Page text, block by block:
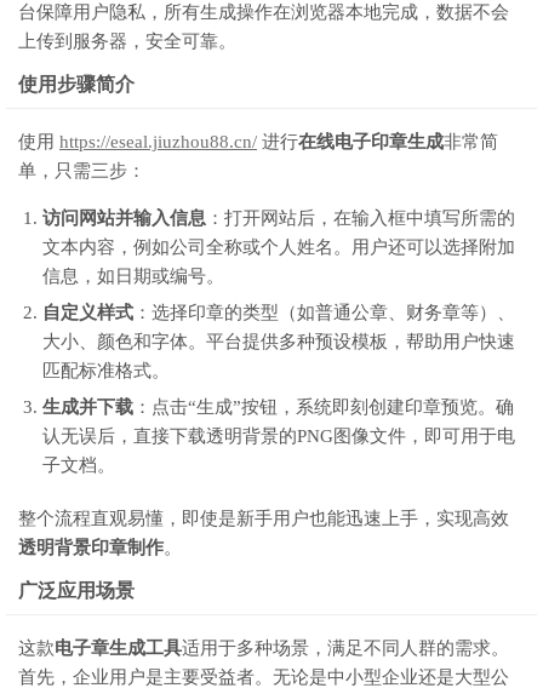
台保障用户隐私，所有生成操作在浏览器本地完成，数据不会
上传到服务器，安全可靠。
使用步骤简介
使用 https://eseal.jiuzhou88.cn/ 进行在线电子印章生成非常简
单，只需三步：
访问网站并输入信息 ：打开网站后，在输入框中填写所需的
文本内容，例如公司全称或个人姓名。用户还可以选择附加
信息，如日期或编号。
自定义样式 ：选择印章的类型（如普通公章、财务章等）、
大小、颜色和字体。平台提供多种预设模板，帮助用户快速
匹配标准格式。
生成并下载 ：点击“生成”按钮，系统即刻创建印章预览。确
认无误后，直接下载透明背景的PNG图像文件，即可用于电
子文档。
整个流程直观易懂，即使是新手用户也能迅速上手，实现高效
透明背景印章制作。
广泛应用场景
这款电子章生成工具适用于多种场景，满足不同人群的需求。
首先，企业用户是主要受益者。无论是中小型企业还是大型公